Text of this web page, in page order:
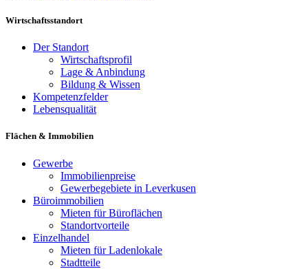
Wirtschaftsstandort
Der Standort
Wirtschaftsprofil
Lage & Anbindung
Bildung & Wissen
Kompetenzfelder
Lebensqualität
Flächen & Immobilien
Gewerbe
Immobilienpreise
Gewerbegebiete in Leverkusen
Büroimmobilien
Mieten für Büroflächen
Standortvorteile
Einzelhandel
Mieten für Ladenlokale
Stadtteile